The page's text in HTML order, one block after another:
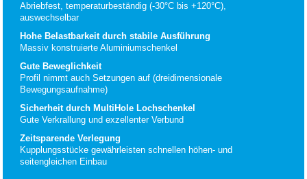
Abriebfest, temperaturbeständig (-30°C bis +120°C),
auswechselbar
Hohe Belastbarkeit durch stabile Ausführung
Massiv konstruierte Aluminiumschenkel
Gute Beweglichkeit
Profil nimmt auch Setzungen auf (dreidimensionale
Bewegungsaufnahme)
Sicherheit durch MultiHole Lochschenkel
Gute Verkrallung und exzellenter Verbund
Zeitsparende Verlegung
Kupplungsstücke gewährleisten schnellen höhen- und
seitengleichen Einbau